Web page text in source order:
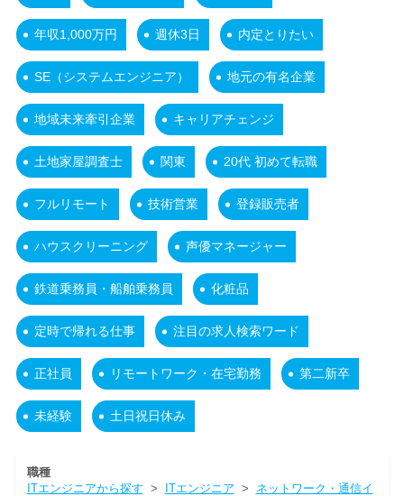
年収1,000万円 週休3日 内定とりたい
SE（システムエンジニア） 地元の有名企業
地域未来牽引企業 キャリアチェンジ
土地家屋調査士 関東 20代 初めて転職
フルリモート 技術営業 登録販売者
ハウスクリーニング 声優マネージャー
鉄道乗務員・船舶乗務員 化粧品
定時で帰れる仕事 注目の求人検索ワード
正社員 リモートワーク・在宅勤務 第二新卒
未経験 土日祝日休み
職種
ITエンジニアから探す > ITエンジニア > ネットワーク・通信イ